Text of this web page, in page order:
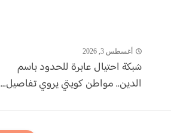
أغسطس 3, 2026
شبكة احتيال عابرة للحدود باسم
الدين.. مواطن كويتي يروي تفاصيل...